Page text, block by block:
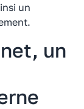
un
un